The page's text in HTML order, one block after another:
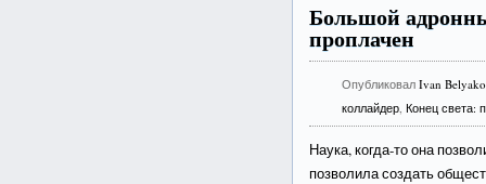
Большой
проплачен
ОпубликовалIvan
коллайдер,Конец света:
Наука, когда-то она
позволила создать